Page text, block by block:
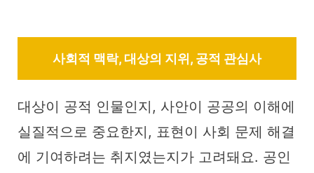
사회적 맥락, 대상의 지위, 공적 관심사
대상이 공적 인물인지, 사안이 공공의 이해에
실질적으로 중요한지, 표현이 사회 문제 해결
에 기여하려는 취지였는지가 고려돼요. 공인